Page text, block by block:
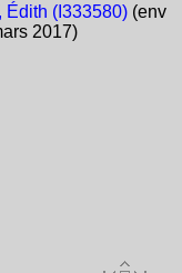
Édith (I333580) (env
2017)